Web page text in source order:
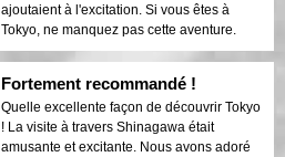
ajoutaient à l'excitation. Si vous êtes à
Tokyo, ne manquez pas cette aventure.
Fortement recommandé !
Quelle excellente façon de découvrir Tokyo
! La visite à travers Shinagawa était
amusante et excitante. Nous avons adoré